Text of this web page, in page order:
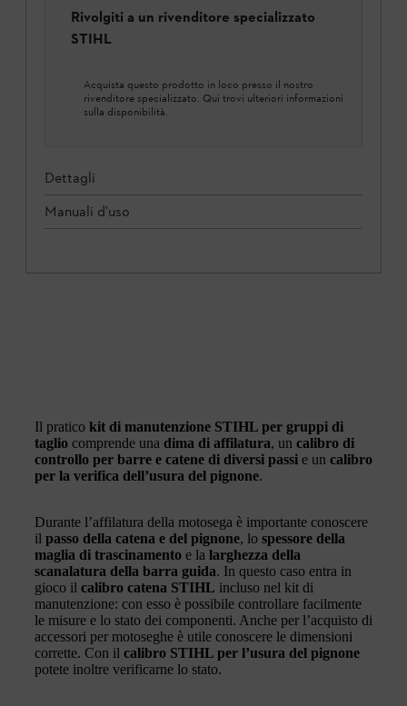
Rivolgiti a un rivenditore specializzato
STIHL
Acquista questo prodotto in loco presso il nostro
rivenditore specializzato. Qui trovi ulteriori informazioni
sulla disponibilità.
Dettagli
Manuali d'uso
Il pratico kit di manutenzione STIHL per gruppi di
taglio comprende una dima di affilatura, un calibro di
controllo per barre e catene di diversi passi e un calibro
per la verifica dell’usura del pignone.
Durante l’affilatura della motosega è importante conoscere
il passo della catena e del pignone, lo spessore della
maglia di trascinamento e la larghezza della
scanalatura della barra guida. In questo caso entra in
gioco il calibro catena STIHL incluso nel kit di
manutenzione: con esso è possibile controllare facilmente
le misure e lo stato dei componenti. Anche per l’acquisto di
accessori per motoseghe è utile conoscere le dimensioni
corrette. Con il calibro STIHL per l’usura del pignone
potete inoltre verificarne lo stato.